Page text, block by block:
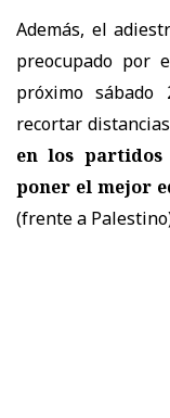
Además, el
preocupado por
próximo
recortar
en los partidos
poner el mejor
(frente a